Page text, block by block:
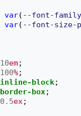
var( --font-
var( --font-size-p
10em;
100%;
inline-block;
border-box;
0.5ex;